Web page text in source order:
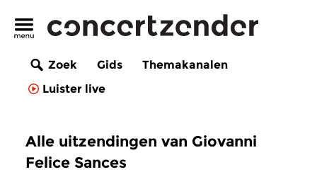
Zoek Gids
Themakanalen
Luister live
Alle uitzendingen van Giovanni
Felice Sances